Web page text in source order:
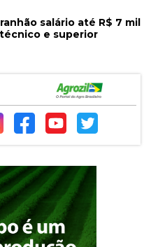
salário até R$ 7 mil
e superior